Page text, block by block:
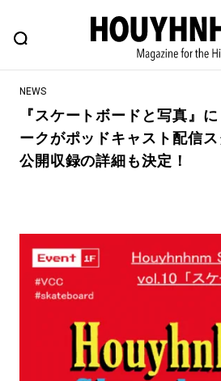
FEATURE BLOG
ヒップなファッション、カルチャー、ライ
#注目のタグ
#NEW VINTAGE #マイナーグ
#路地裏てぃーん。
#GH 銘品の所以 #フイナムの
#ととけん #FASHION
#LIFESTYLE #SNEAKER
NEWS
『スケートボードと写真』
ークがポッドキャスト配信
公開収録の詳細も決定！